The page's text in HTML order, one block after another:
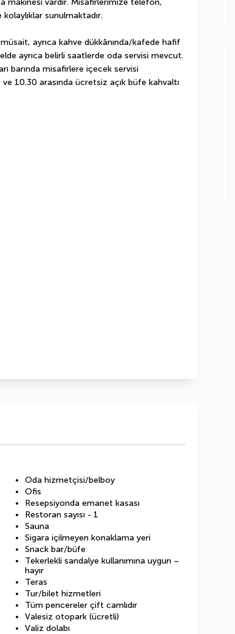
vardır. Misafirlerimize telefon,
sunulmaktadır.
ayrıca kahve dükkânında/kafede hafif
ayrıca belirli saatlerde oda servisi mevcut.
barında misafirlere içecek servisi
10.30 arasında ücretsiz açık büfe kahvaltı
Oda hizmetçisi/belboy
Ofis
Resepsiyonda emanet kasası
Restoran sayısı - 1
Sauna
Sigara içilmeyen konaklama yeri
Snack bar/büfe
Tekerlekli sandalye kullanımına uygun –
hayır
Teras
Tur/bilet hizmetleri
Tüm pencereler çift camlıdır
Valesiz otopark (ücretli)
Valiz dolabı